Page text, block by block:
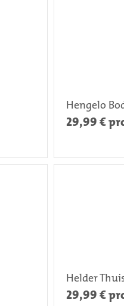
Hengelo
29,99 €
Helder
29,99 €